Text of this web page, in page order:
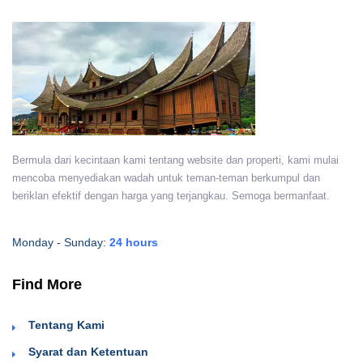
Bermula dari kecintaan kami tentang website dan properti, kami mulai
mencoba menyediakan wadah untuk teman-teman berkumpul dan
beriklan efektif dengan harga yang terjangkau. Semoga bermanfaat.
Monday - Sunday: 24 hours
Find More
Tentang Kami
Syarat dan Ketentuan